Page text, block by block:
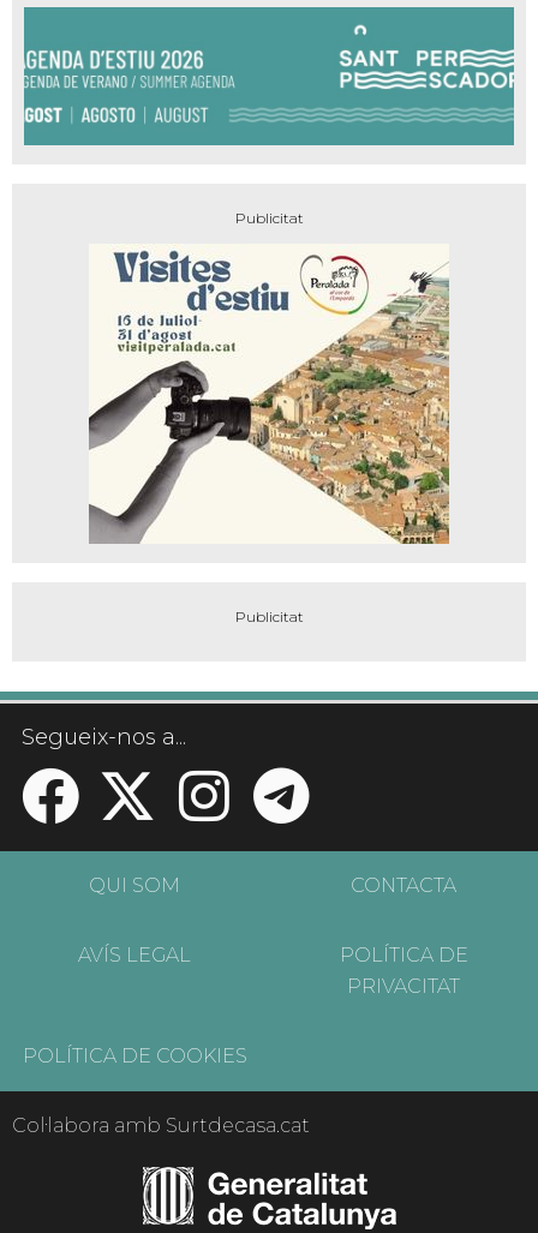
Segueix-nos a...
QUI SOM CONTACTA
AVÍS LEGAL
POLÍTICA DE
PRIVACITAT
POLÍTICA DE COOKIES
Col·labora amb Surtdecasa.cat